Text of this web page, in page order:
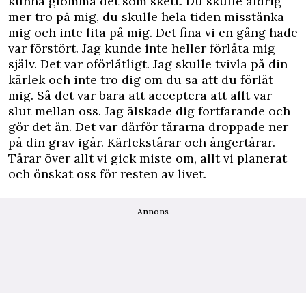
mer tro på mig, du skulle hela tiden misstänka
mig och inte lita på mig. Det fina vi en gång hade
var förstört. Jag kunde inte heller förlåta mig
själv. Det var oförlåtligt. Jag skulle tvivla på din
kärlek och inte tro dig om du sa att du förlät
mig. Så det var bara att ­acceptera att allt var
slut mellan oss. Jag älskade dig fortfarande och
gör det än. Det var därför tårarna droppade ner
på din grav igår. Kärlekstårar och ångertårar.
Tårar över allt vi gick miste om, allt vi planerat
och önskat oss för resten av livet.
Annons